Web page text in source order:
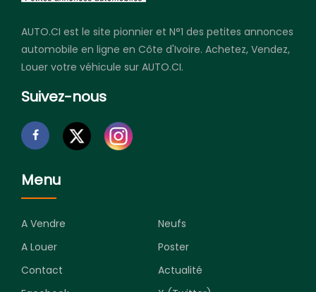
AUTO.CI est le site pionnier et N°1 des petites annonces
automobile en ligne en Côte d'Ivoire. Achetez, Vendez,
Louer votre véhicule sur AUTO.CI.
Suivez-nous
Menu
A Vendre
Neufs
A Louer
Poster
Contact
Actualité